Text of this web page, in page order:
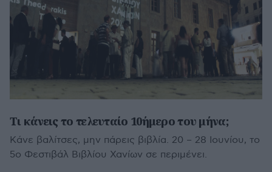
Τι κάνεις το τελευταίο 10ήμερο του μήνα;
Κάνε βαλίτσες, μην πάρεις βιβλία. 20 – 28 Ιουνίου, το
5ο Φεστιβάλ Βιβλίου Χανίων σε περιμένει.